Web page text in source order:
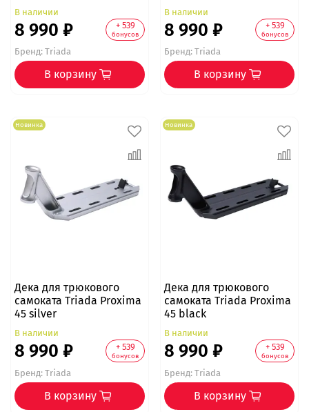
В наличии
8 990 ₽ + 539
бонусов
Бренд:Triada
В корзину
В наличии
8 990 ₽ + 539
бонусов
Бренд:Triada
В корзину
Новинка
Дека для трюкового
самоката Triada Proxima
45 silver
В наличии
8 990 ₽ + 539
бонусов
Бренд:Triada
В корзину
Новинка
Дека для трюкового
самоката Triada Proxima
45 black
В наличии
8 990 ₽ + 539
бонусов
Бренд:Triada
В корзину